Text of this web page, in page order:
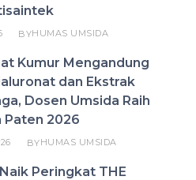
BYHUMAS UMSIDA
Kumur Mengandung
dan Ekstrak
Dosen Umsida Raih
Paten 2026
BYHUMAS UMSIDA
Peringkat THE